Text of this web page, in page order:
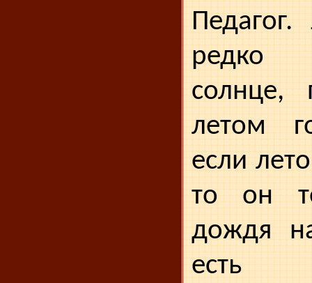
редко
солнце,
летом
если
то он
дождя
есть